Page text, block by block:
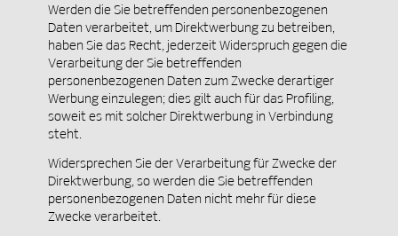
Werden die Sie betreffenden personenbezogenen
Daten verarbeitet, um Direktwerbung zu betreiben,
haben Sie das Recht, jederzeit Widerspruch gegen die
Verarbeitung der Sie betreffenden
personenbezogenen Daten zum Zwecke derartiger
Werbung einzulegen; dies gilt auch für das Profiling,
soweit es mit solcher Direktwerbung in Verbindung
steht.
Widersprechen Sie der Verarbeitung für Zwecke der
Direktwerbung, so werden die Sie betreffenden
personenbezogenen Daten nicht mehr für diese
Zwecke verarbeitet.